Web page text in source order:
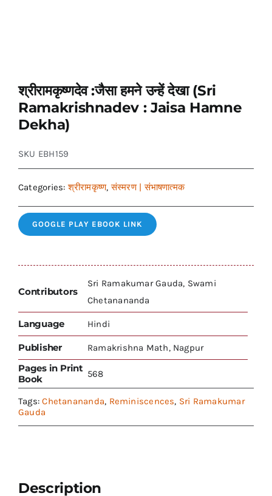
श्रीरामकृष्णदेव :जैसा हमने उन्हें देखा (Sri
Ramakrishnadev : Jaisa Hamne
Dekha)
SKU EBH159
Categories:श्रीरामकृष्ण,संस्मरण | संभाषणात्मक
GOOGLE PLAY EBOOK LINK
Contributors
Sri Ramakumar Gauda, Swami
Chetanananda
Language Hindi
Publisher Ramakrishna Math, Nagpur
Pages in Print
Book
568
Tags:Chetanananda, Reminiscences, Sri Ramakumar
Gauda
Description